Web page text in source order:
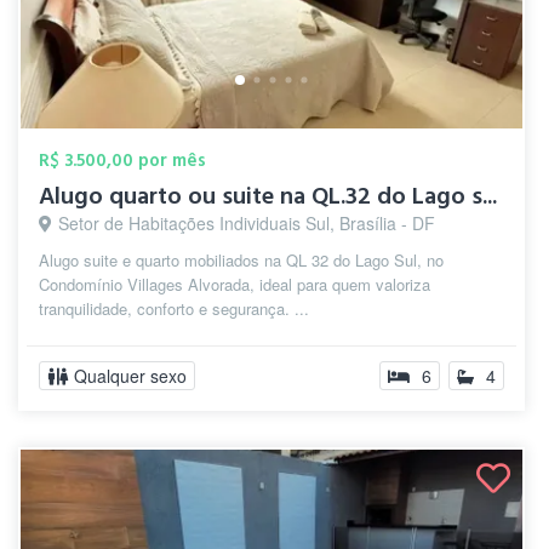
R$ 3.500,00 por mês
Alugo quarto ou suite na QL.32 do Lago s...
Setor de Habitações Individuais Sul, Brasília - DF
Alugo suite e quarto mobiliados na QL 32 do Lago Sul, no
Condomínio Villages Alvorada, ideal para quem valoriza
tranquilidade, conforto e segurança. ...
Qualquer sexo 6 4